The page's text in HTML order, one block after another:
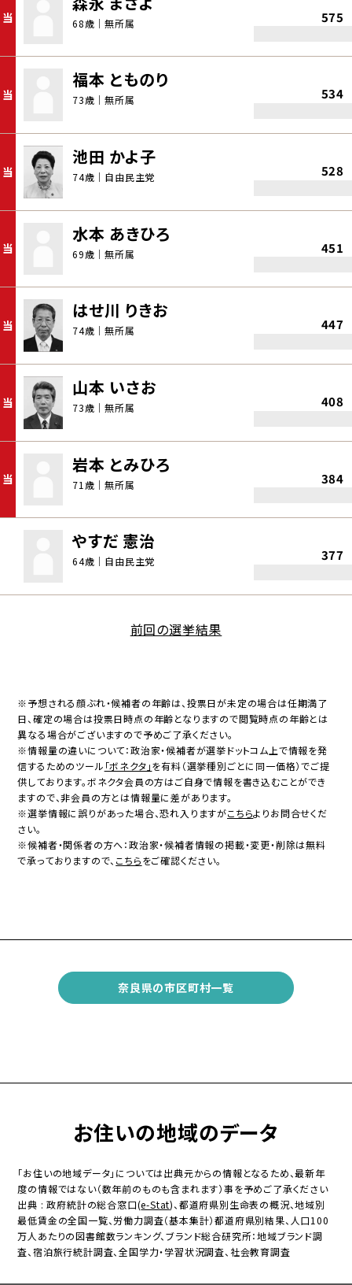
当 68歳｜無所属 575
当
福本 とものり
73歳｜無所属 534
当
池田 かよ子
74歳｜自由民主党 528
当
水本 あきひろ
69歳｜無所属 451
当
はせ川 りきお
74歳｜無所属 447
当
山本 いさお
73歳｜無所属 408
当
岩本 とみひろ
71歳｜無所属 384
やすだ 憲治
64歳｜自由民主党 377
前回の選挙結果
※予想される顔ぶれ・候補者の年齢は、投票日が未定の場合は任期満了
日、確定の場合は投票日時点の年齢となりますので閲覧時点の年齢とは
異なる場合がございますので予めご了承ください。
※情報量の違いについて：政治家・候補者が選挙ドットコム上で情報を発
信するためのツール 「ボネクタ」を有料（選挙種別ごとに同一価格）でご提
供しております。ボネクタ会員の方はご自身で情報を書き込むことができ
ますので、非会員の方とは情報量に差があります。
※選挙情報に誤りがあった場合、恐れ入りますがこちらよりお問合せくだ
さい。
※候補者・関係者の方へ：政治家・候補者情報の掲載・変更・削除は無料
で承っておりますので、 こちらをご確認ください。
奈良県の市区町村一覧
お住いの地域のデータ
「お住いの地域データ」については出典元からの情報となるため、最新年
度の情報ではない（数年前のものも含まれます）事を予めご了承ください
出典 : 政府統計の総合窓口(e-Stat)、都道府県別生命表の概況、地域別
最低賃金の全国一覧、労働力調査（基本集計）都道府県別結果、人口100
万人あたりの図書館数ランキング、ブランド総合研究所：地域ブランド調
査、宿泊旅行統計調査、全国学力・学習状況調査、社会教育調査